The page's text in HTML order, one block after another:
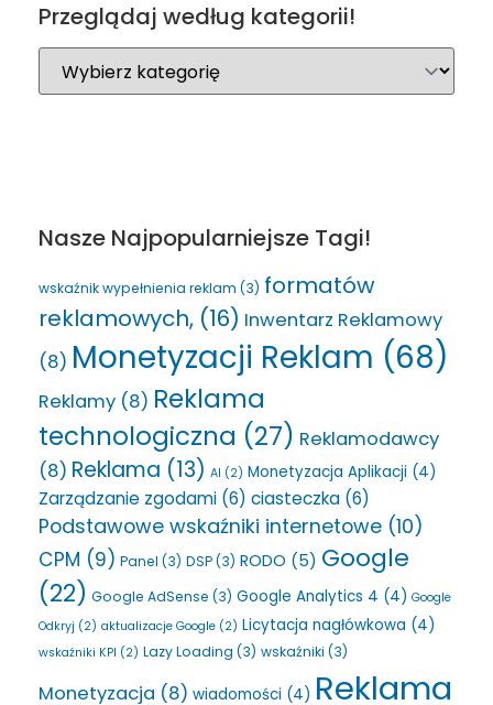
Przeglądaj według kategorii!
Nasze Najpopularniejsze Tagi!
wskaźnik wypełnienia reklam (3) formatów
reklamowych, (16) Inwentarz Reklamowy
(8) Monetyzacji Reklam (68)
Reklamy (8) Reklama
technologiczna (27) Reklamodawcy
(8) Reklama (13) AI (2) Monetyzacja Aplikacji (4)
Zarządzanie zgodami (6) ciasteczka (6)
Podstawowe wskaźniki internetowe (10)
CPM (9) Panel (3) DSP(3) RODO (5) Google
(22) Google AdSense (3) Google Analytics 4 (4) Google
Odkryj (2) aktualizacje Google (2) Licytacja nagłówkowa (4)
wskaźniki KPI (2) Lazy Loading (3) wskaźniki (3)
Monetyzacja (8) wiadomości (4) Reklama